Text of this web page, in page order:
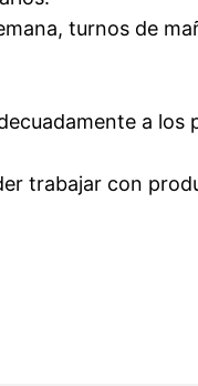
turnos de
a los
trabajar con